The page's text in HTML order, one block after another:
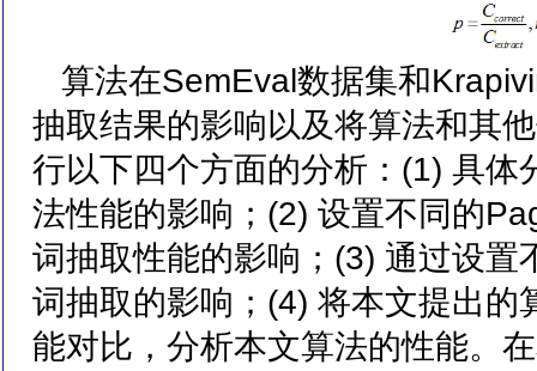
算法在SemEval数据集和
抽取结果的影响以及将算法和其
行以下四个方面的分析：(1) 具
法性能的影响；(2) 设置不同的
词抽取性能的影响；(3) 通过设
词抽取的影响；(4) 将本文提出
能对比，分析本文算法的性能。